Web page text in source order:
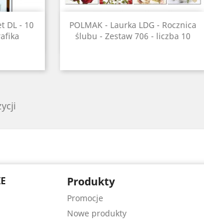
DL - 10
POLMAK - Laurka LDG - Rocznica
ślubu - Zestaw 706 - liczba 10
Szybki podgląd
Produkty
Promocje
Nowe produkty